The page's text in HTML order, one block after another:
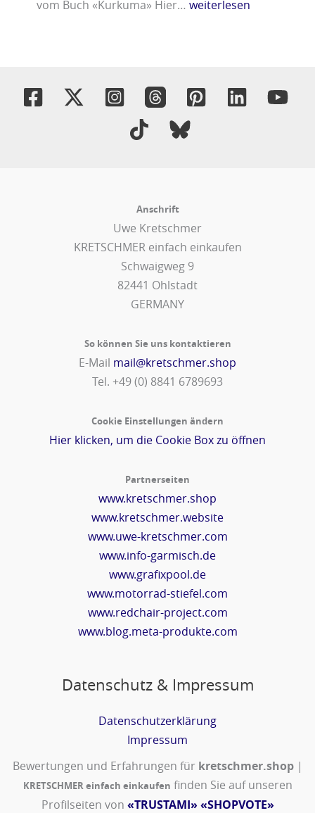
vom Buch «Kurkuma» Hier… weiterlesen
Anschrift
Uwe Kretschmer
KRETSCHMER einfach einkaufen
Schwaigweg 9
82441 Ohlstadt
GERMANY
So können Sie uns kontaktieren
E-Mail mail@kretschmer.shop
Tel. +49 (0) 8841 6789693‬
Cookie Einstellungen ändern
Hier klicken, um die Cookie Box zu öffnen
Partnerseiten
www.kretschmer.shop
www.kretschmer.website
www.uwe-kretschmer.com
www.info-garmisch.de
www.grafixpool.de
www.motorrad-stiefel.com
www.redchair-project.com
www.blog.meta-produkte.com
Datenschutz & Impressum
Datenschutzerklärung
Impressum
Bewertungen und Erfahrungen für kretschmer.shop|
KRETSCHMER einfach einkaufen finden Sie auf unseren
Profilseiten von «TRUSTAMI» «SHOPVOTE»